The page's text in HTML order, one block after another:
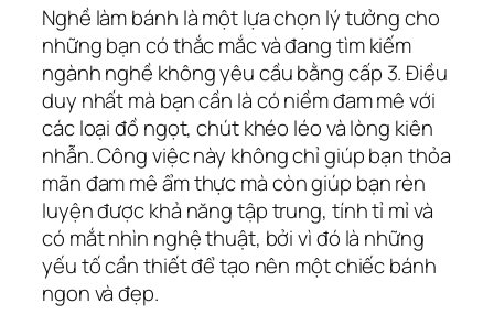
Nghề làm bánh là một lựa chọn lý tưởng cho
những bạn có thắc mắc và đang tìm kiếm
ngành nghề không yêu cầu bằng cấp 3. Điều
duy nhất mà bạn cần là có niềm đam mê với
các loại đồ ngọt, chút khéo léo và lòng kiên
nhẫn. Công việc này không chỉ giúp bạn thỏa
mãn đam mê ẩm thực mà còn giúp bạn rèn
luyện được khả năng tập trung, tính tỉ mỉ và
có mắt nhìn nghệ thuật, bởi vì đó là những
yếu tố cần thiết để tạo nên một chiếc bánh
ngon và đẹp.